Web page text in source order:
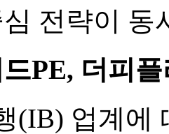
전략이 동
PE, 더피
(IB) 업계에